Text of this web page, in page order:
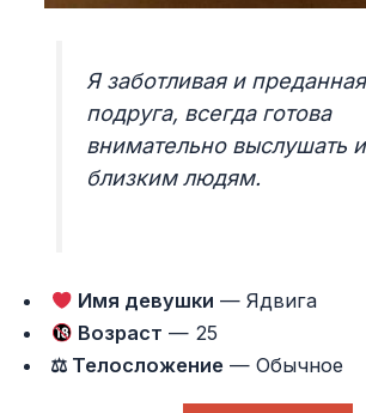
Я заботливая и преданная
подруга, всегда готова
внимательно выслушать
близким людям.
Имя девушки — Ядвига
Возраст — 25
⚖ Телосложение — Обычное